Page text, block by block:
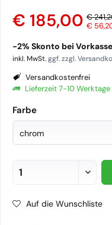
€ 185,00 €
€
-2% Skonto bei
inkl. MwSt.ggf. zzgl.
Versandkostenfrei
Lieferzeit 7-10 Werktage
Farbe
Auf die Wunschliste